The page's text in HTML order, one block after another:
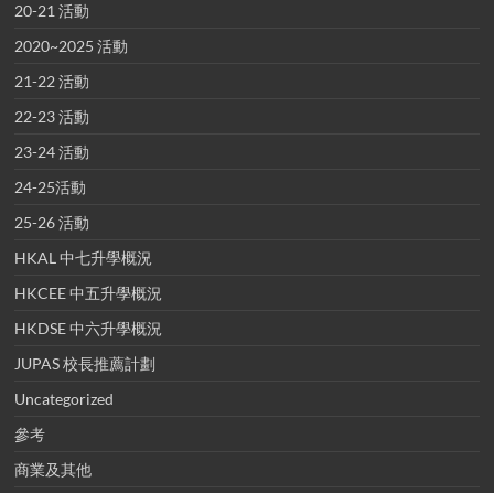
20-21 活動
2020~2025 活動
21-22 活動
22-23 活動
23-24 活動
24-25活動
25-26 活動
HKAL 中七升學概況
HKCEE 中五升學概況
HKDSE 中六升學概況
JUPAS 校長推薦計劃
Uncategorized
參考
商業及其他